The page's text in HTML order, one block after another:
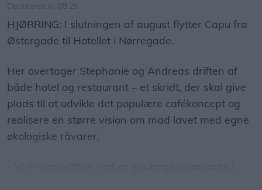
Opdateret kl. 09.25
HJØRRING: I slutningen af august flytter Capu fra
Østergade til Hotellet i Nørregade.
Her overtager Stephanie og Andreas driften af
både hotel og restaurant – et skridt, der skal give
plads til at udvikle det populære cafékoncept og
realisere en større vision om mad lavet med egne
økologiske råvarer.